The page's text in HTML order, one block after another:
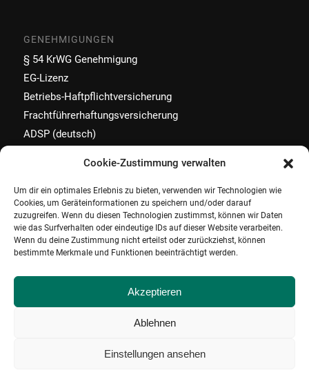
Cookie-Zustimmung verwalten
Um dir ein optimales Erlebnis zu bieten, verwenden wir Technologien wie
Cookies, um Geräteinformationen zu speichern und/oder darauf
zuzugreifen. Wenn du diesen Technologien zustimmst, können wir Daten
wie das Surfverhalten oder eindeutige IDs auf dieser Website verarbeiten.
Wenn du deine Zustimmung nicht erteilst oder zurückziehst, können
bestimmte Merkmale und Funktionen beeinträchtigt werden.
Akzeptieren
Ablehnen
Einstellungen ansehen
GENEHMIGUNGEN
§ 54 KrWG Genehmigung
EG-Lizenz
Betriebs-Haftpflichtversicherung
Frachtführerhaftungsversicherung
ADSP (deutsch)
KONTAKT
Diversa Hambach GmbH
Industriestraße 48/1
Tel.: +49-7159-40849-200